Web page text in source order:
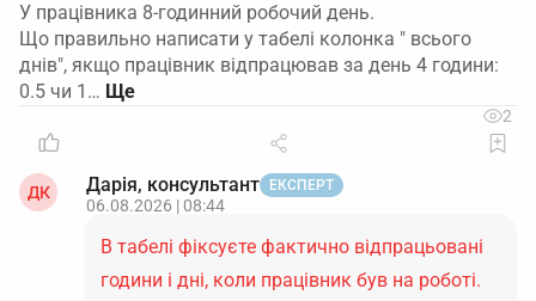
У працівника 8-годинний робочий день.
Що правильно написати у табелі колонка " всього
днів", якщо працівник відпрацював за день 4 години:
0.5 чи 1…
2
ДК Дарія, консультант ЕКСПЕРТ
06.08.2026 | 08:44
В табелі фіксуєте фактично відпрацьовані
години і дні, коли працівник був на роботі.